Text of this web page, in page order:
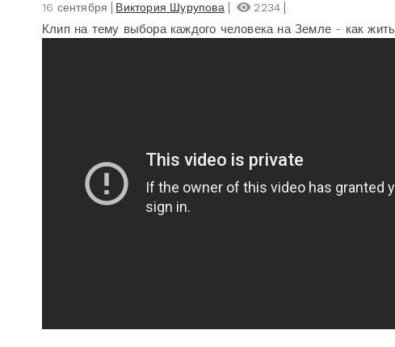
16 сентября Виктория Шурупова 2234
Клип на тему выбора каждого человека на Земле - как